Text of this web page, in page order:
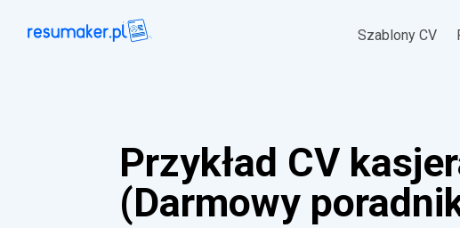
Szablony CV
Przykład CV
(Darmowy